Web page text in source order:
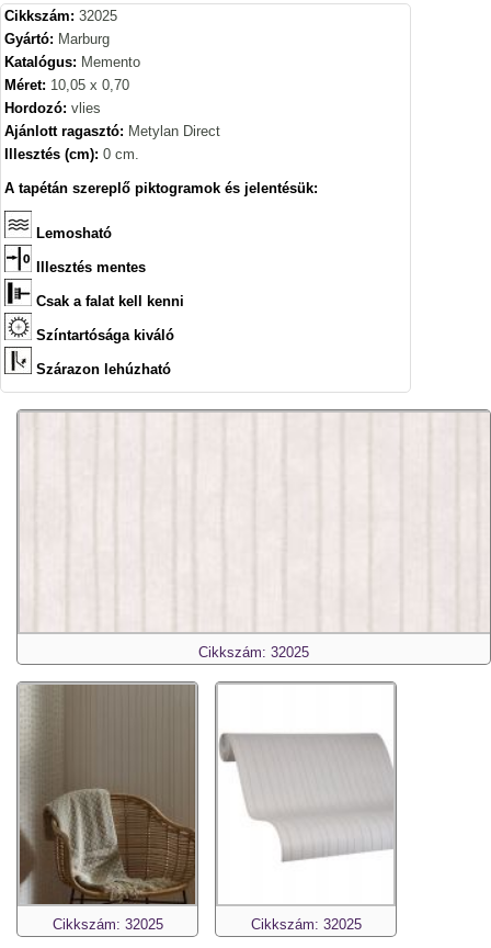
Cikkszám: 32025
Gyártó: Marburg
Katalógus: Memento
Méret: 10,05 x 0,70
Hordozó: vlies
Ajánlott ragasztó: Metylan Direct
Illesztés (cm): 0 cm.
A tapétán szereplő piktogramok és jelentésük:
Lemosható
Illesztés mentes
Csak a falat kell kenni
Színtartósága kiváló
Szárazon lehúzható
Cikkszám: 32025
Cikkszám: 32025 Cikkszám: 32025